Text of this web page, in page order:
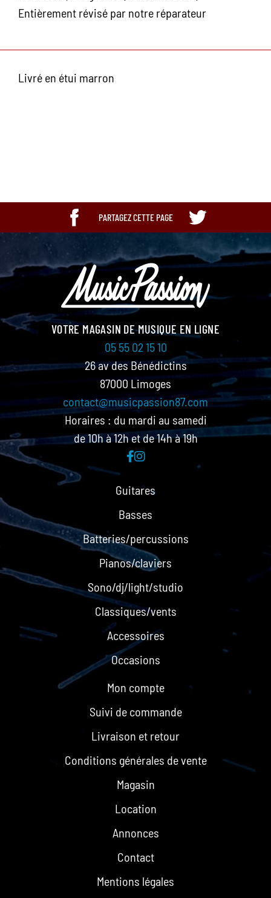
Entièrement révisé par notre réparateur
Livré en étui marron
PARTAGEZ CETTE PAGE
Guitares
Basses
Batteries/percussions
Pianos/claviers
Sono/dj/light/studio
Classiques/vents
Accessoires
Occasions
VOTRE MAGASIN DE MUSIQUE EN LIGNE
05 55 02 15 10
26 av des Bénédictins
87000 Limoges
contact@musicpassion87.com
Horaires : du mardi au samedi
de 10h à 12h et de 14h à 19h
Mon compte
Suivi de commande
Livraison et retour
Conditions générales de vente
Magasin
Location
Annonces
Contact
Mentions légales